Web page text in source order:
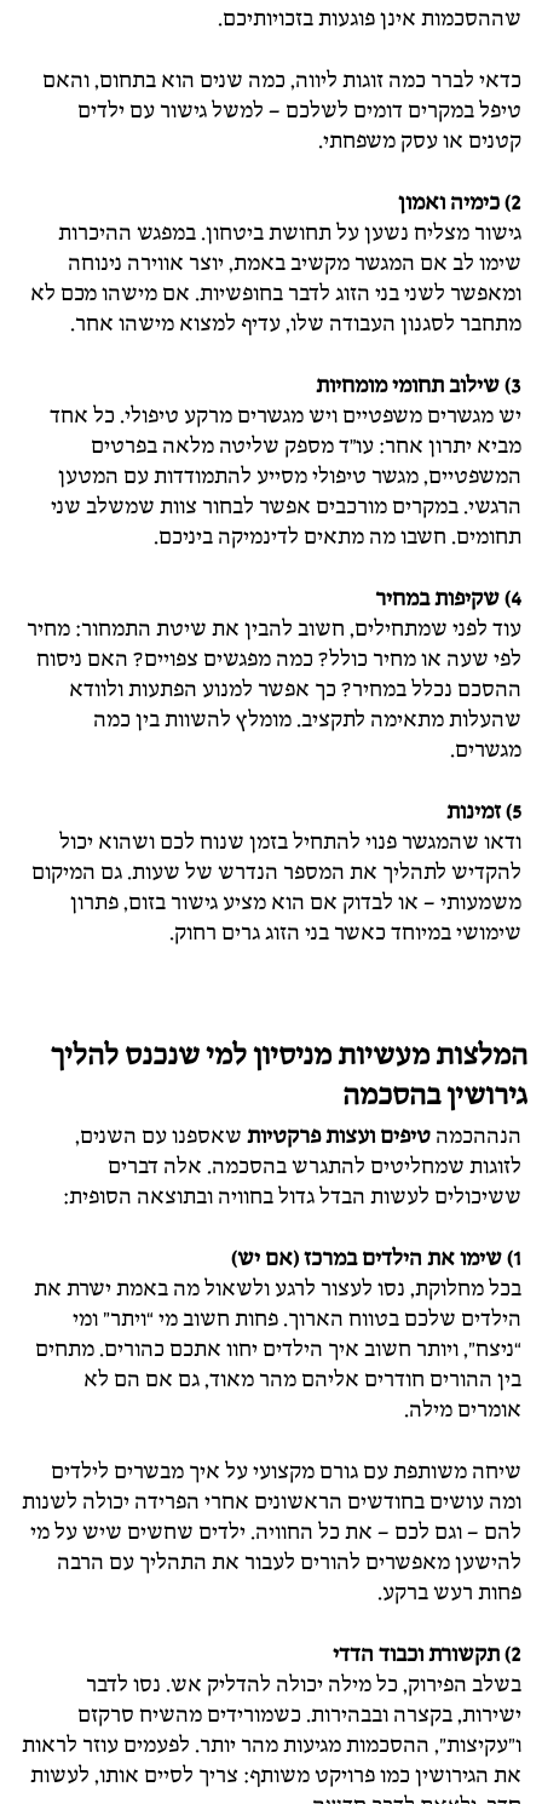
שההסכמות אינן פוגעות בזכויותיכם.
כדאי לברר כמה זוגות ליווה, כמה שנים הוא בתחום, והאם
טיפל במקרים דומים לשלכם – למשל גישור עם ילדים
קטנים או עסק משפחתי.
2) כימיה ואמון
גישור מצליח נשען על תחושת ביטחון. במפגש ההיכרות
שימו לב אם המגשר מקשיב באמת, יוצר אווירה נינוחה
ומאפשר לשני בני הזוג לדבר בחופשיות. אם מישהו מכם לא
מתחבר לסגנון העבודה שלו, עדיף למצוא מישהו אחר.
3) שילוב תחומי מומחיות
יש מגשרים משפטיים ויש מגשרים מרקע טיפולי. כל אחד
מביא יתרון אחר: עו"ד מספק שליטה מלאה בפרטים
המשפטיים, מגשר טיפולי מסייע להתמודדות עם המטען
הרגשי. במקרים מורכבים אפשר לבחור צוות שמשלב שני
תחומים. חשבו מה מתאים לדינמיקה ביניכם.
4) שקיפות במחיר
עוד לפני שמתחילים, חשוב להבין את שיטת התמחור: מחיר
לפי שעה או מחיר כולל? כמה מפגשים צפויים? האם ניסוח
ההסכם נכלל במחיר? כך אפשר למנוע הפתעות ולוודא
שהעלות מתאימה לתקציב. מומלץ להשוות בין כמה
מגשרים.
5) זמינות
ודאו שהמגשר פנוי להתחיל בזמן שנוח לכם ושהוא יכול
להקדיש לתהליך את המספר הנדרש של שעות. גם המיקום
משמעותי – או לבדוק אם הוא מציע גישור בזום, פתרון
שימושי במיוחד כאשר בני הזוג גרים רחוק.
המלצות מעשיות מניסיון למי שנכנס להליך
גירושין בהסכמה
הנההכמה טיפים ועצות פרקטיות שאספנו עם השנים,
לזוגות שמחליטים להתגרש בהסכמה. אלה דברים
ששיכולים לעשות הבדל גדול בחוויה ובתוצאה הסופית:
1) שימו את הילדים במרכז (אם יש)
בכל מחלוקת, נסו לעצור לרגע ולשאול מה באמת ישרת את
הילדים שלכם בטווח הארוך. פחות חשוב מי “ויתר” ומי
“ניצח”, ויותר חשוב איך הילדים יחוו אתכם כהורים. מתחים
בין ההורים חודרים אליהם מהר מאוד, גם אם הם לא
אומרים מילה.
שיחה משותפת עם גורם מקצועי על איך מבשרים לילדים
ומה עושים בחודשים הראשונים אחרי הפרידה יכולה לשנות
להם – וגם לכם – את כל החוויה. ילדים שחשים שיש על מי
להישען מאפשרים להורים לעבור את התהליך עם הרבה
פחות רעש ברקע.
2) תקשורת וכבוד הדדי
בשלב הפירוק, כל מילה יכולה להדליק אש. נסו לדבר
ישירות, בקצרה ובבהירות. כשמורידים מהשיח סרקזם
ו”עקיצות”, ההסכמות מגיעות מהר יותר. לפעמים עוזר לראות
את הגירושין כמו פרויקט משותף: צריך לסיים אותו, לעשות